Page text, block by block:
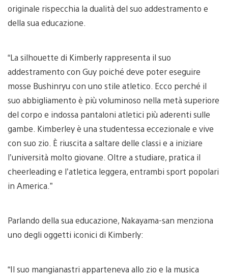
originale rispecchia la dualità del suo addestramento e
della sua educazione.
“La silhouette di Kimberly rappresenta il suo
addestramento con Guy poiché deve poter eseguire
mosse Bushinryu con uno stile atletico. Ecco perché il
suo abbigliamento è più voluminoso nella metà superiore
del corpo e indossa pantaloni atletici più aderenti sulle
gambe. Kimberley è una studentessa eccezionale e vive
con suo zio. È riuscita a saltare delle classi e a iniziare
l’università molto giovane. Oltre a studiare, pratica il
cheerleading e l’atletica leggera, entrambi sport popolari
in America.”
Parlando della sua educazione, Nakayama-san menziona
uno degli oggetti iconici di Kimberly:
“Il suo mangianastri apparteneva allo zio e la musica